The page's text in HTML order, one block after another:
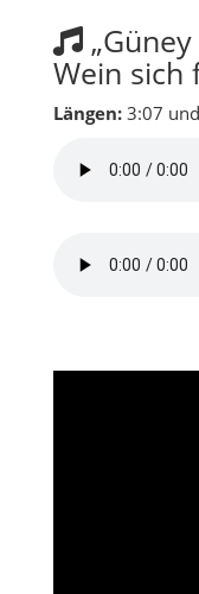
Wein sich
Längen: 3:07